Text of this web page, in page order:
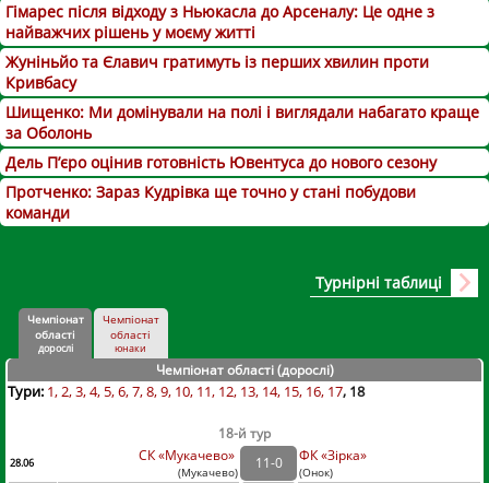
Гімарес після відходу з Ньюкасла до Арсеналу: Це одне з
найважчих рішень у моєму житті
Жуніньйо та Єлавич гратимуть із перших хвилин проти
Кривбасу
Шищенко: Ми домінували на полі і виглядали набагато краще
за Оболонь
Дель П’єро оцінив готовність Ювентуса до нового сезону
Протченко: Зараз Кудрівка ще точно у стані побудови
команди
Турнірні таблиці
Чемпіонат
області
дорослі
Чемпіонат
області
юнаки
Чемпіонат області (дорослі)
Тури: 1 2 3 4 5 6 7 8 9 10 11 12 13 14 15 16 17 18
18-й тур
28.06 СК «Мукачево»
(Мукачево)
11-0 ФК «Зірка»
(Онок)